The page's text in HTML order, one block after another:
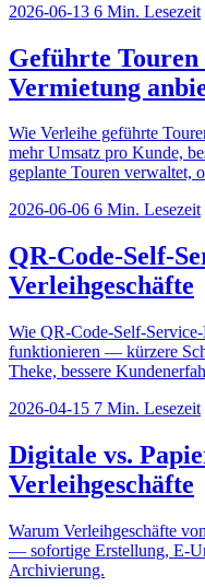
2026-06-13 6 Min. Lesezeit
Geführte
Vermietung
Wie Verleihe geführte
mehr Umsatz pro Kunde,
geplante Touren verwaltet,
2026-06-06 6 Min. Lesezeit
QR-Code-Self-
Verleihgeschäfte
Wie QR-Code-Self-
funktionieren — kürzere
Theke, bessere
2026-04-15 7 Min. Lesezeit
Digitale vs.
Verleihgeschäfte
Warum Verleihgeschäfte
— sofortige Erstellung, E-
Archivierung.